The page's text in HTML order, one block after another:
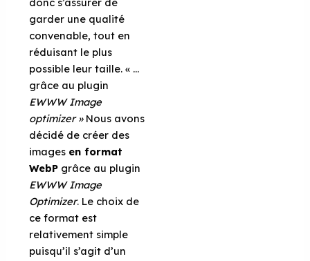
garder une qualité
convenable, tout en
réduisant le plus
possible leur taille. « …
grâce au plugin
EWWW Image
optimizer »Nous avons
décidé de créer des
images en format
WebP grâce au plugin
EWWW Image
Optimizer. Le choix de
ce format est
relativement simple
puisqu’il s’agit d’un